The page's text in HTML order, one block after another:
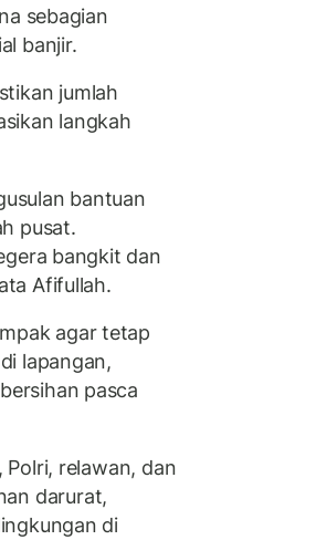
sebagian
banjir.
jumlah
langkah
bantuan
pusat.
bangkit dan
Afifullah.
agar tetap
lapangan,
pasca
Polri, relawan, dan
darurat,
di